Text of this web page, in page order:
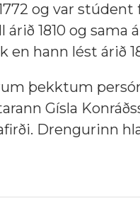
og var stúdent
1810 og
hann lést árið
þekktum
Gísla
Drengurinn